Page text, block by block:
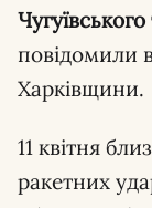
повідомили в
Харківщини.
11 квітня
ракетних